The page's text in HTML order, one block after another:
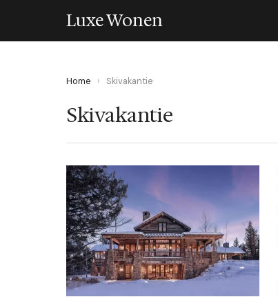
Luxe Wonen
Home › Skivakantie
Skivakantie